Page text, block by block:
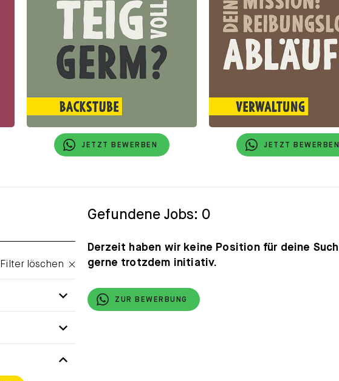
JETZT BEWERBEN JETZT BEWERBEN
Filter löschen
Filter Eigenschaften Toggle
Gefundene Jobs: 0
Derzeit haben wir keine Position für deine
gerne trotzdem initiativ.
ZUR BEWERBUNG